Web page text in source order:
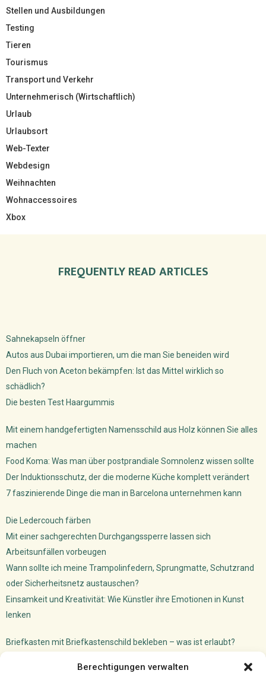
Berechtigungen verwalten
Stellen und Ausbildungen
Testing
Tieren
Tourismus
Transport und Verkehr
Unternehmerisch (Wirtschaftlich)
Urlaub
Urlaubsort
Web-Texter
Webdesign
Weihnachten
Wohnaccessoires
Xbox
FREQUENTLY READ ARTICLES
Sahnekapseln öffner
Autos aus Dubai importieren, um die man Sie beneiden wird
Den Fluch von Aceton bekämpfen: Ist das Mittel wirklich so
schädlich?
Die besten Test Haargummis
Mit einem handgefertigten Namensschild aus Holz können Sie alles
machen
Food Koma: Was man über postprandiale Somnolenz wissen sollte
Der Induktionsschutz, der die moderne Küche komplett verändert
7 faszinierende Dinge die man in Barcelona unternehmen kann
Die Ledercouch färben
Mit einer sachgerechten Durchgangssperre lassen sich
Arbeitsunfällen vorbeugen
Wann sollte ich meine Trampolinfedern, Sprungmatte, Schutzrand
oder Sicherheitsnetz austauschen?
Einsamkeit und Kreativität: Wie Künstler ihre Emotionen in Kunst
lenken
Briefkasten mit Briefkastenschild bekleben – was ist erlaubt?